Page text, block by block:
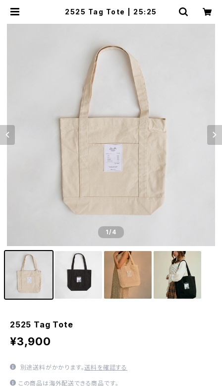
2525 Tag Tote | 25:25
1/4
2525 Tag Tote
¥3,900
別途送料がかかります。送料を確認する
この商品は海外配送できる商品です。